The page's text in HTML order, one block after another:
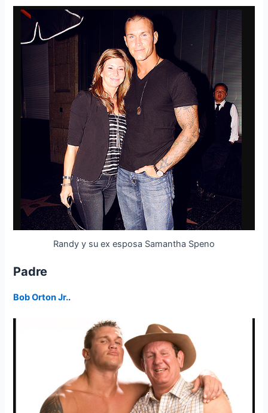
Randy y su ex esposa Samantha Speno
Padre
Bob Orton Jr..